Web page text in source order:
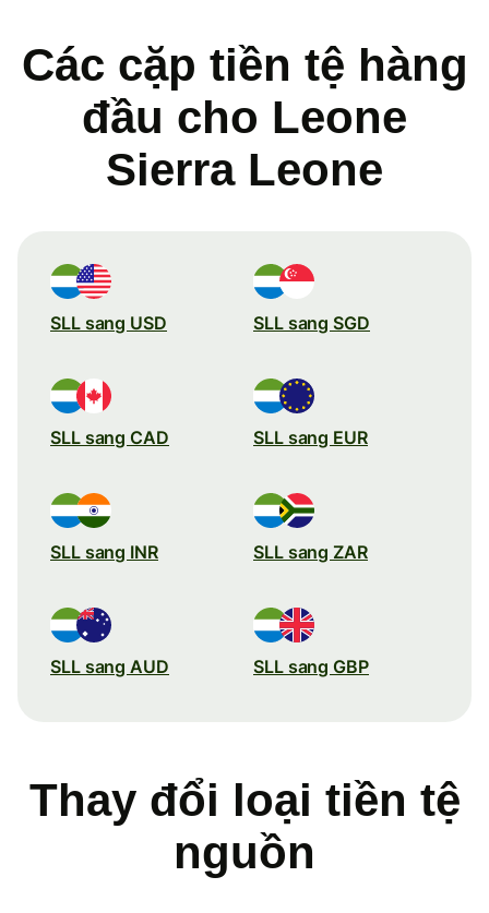
Các cặp tiền tệ hàng
đầu cho Leone
Sierra Leone
SLL sang USD SLL sang SGD
SLL sang CAD SLL sang EUR
SLL sang INR SLL sang ZAR
SLL sang AUD SLL sang GBP
Thay đổi loại tiền tệ
nguồn